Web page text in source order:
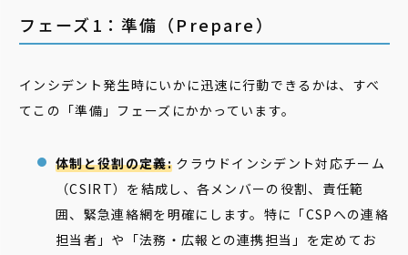
フェーズ1：準備（Prepare）
インシデント発生時にいかに迅速に行動できるかは、すべ
てこの「準備」フェーズにかかっています。
体制と役割の定義:クラウドインシデント対応チーム
（CSIRT）を結成し、各メンバーの役割、責任範
囲、緊急連絡網を明確にします。特に「CSPへの連絡
担当者」や「法務・広報との連携担当」を定めてお